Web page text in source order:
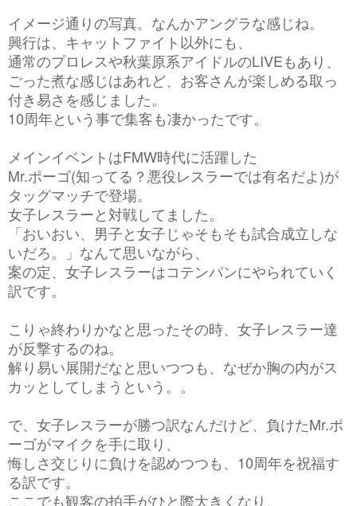
イメージ通りの写真。なんかアングラな感じね。
興行は、キャットファイト以外にも、
通常のプロレスや秋葉原系アイドルのLIVEもあり、
ごった煮な感じはあれど、お客さんが楽しめる取っ
付き易さを感じました。
10周年という事で集客も凄かったです。
メインイベントはFMW時代に活躍した
Mr.ポーゴ(知ってる？悪役レスラーでは有名だよ)が
タッグマッチで登場。
女子レスラーと対戦してました。
「おいおい、男子と女子じゃそもそも試合成立しな
いだろ。」なんて思いながら、
案の定、女子レスラーはコテンパンにやられていく
訳です。
こりゃ終わりかなと思ったその時、女子レスラー達
が反撃するのね。
解り易い展開だなと思いつつも、なぜか胸の内がス
カッとしてしまうという。。
で、女子レスラーが勝つ訳なんだけど、負けたMr.ポ
ーゴがマイクを手に取り、
悔しさ交じりに負けを認めつつも、10周年を祝福す
る訳です。
ここでも観客の拍手がひと際大きくなり、